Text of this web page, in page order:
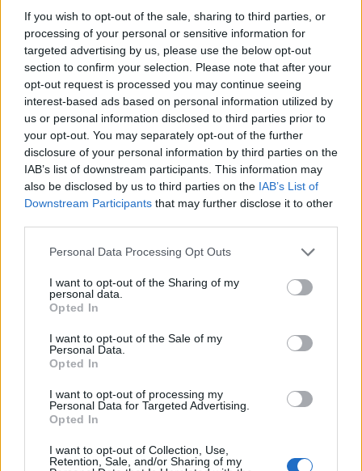
If you wish to opt-out of the sale, sharing to third parties, or
processing of your personal or sensitive information for
targeted advertising by us, please use the below opt-out
section to confirm your selection. Please note that after your
opt-out request is processed you may continue seeing
interest-based ads based on personal information utilized by
us or personal information disclosed to third parties prior to
your opt-out. You may separately opt-out of the further
disclosure of your personal information by third parties on the
IAB’s list of downstream participants. This information may
also be disclosed by us to third parties on the IAB’s List of
Downstream Participants that may further disclose it to other
Please note that this website/app uses one or more Google
not limited to your visit or usage behaviour. You may click to
grant or deny consent to Google and its third-party tags to
use your data for below specified purposes in below Google
consent section.
Personal Data Processing Opt Outs
I want to opt-out of the Sharing of my
personal data.
Opted In
I want to opt-out of the Sale of my
Personal Data.
Opted In
I want to opt-out of processing my
Personal Data for Targeted Advertising.
Opted In
I want to opt-out of Collection, Use,
Retention, Sale, and/or Sharing of my
κυρώσεις στο ιρανικό πετρέλαιο και αρθεί ο
ναυτικός αποκλεισμός».
Τέλος, το δημοσίευμα του ιρανικού πρακτορείου
ειδήσεων προσθέτει ότι η τελική συμφωνία θα
εγκριθεί μέσω ψηφίσματος του Συμβουλίου
Ασφαλείας του ΟΗΕ.
ΔΙΑΦΗΜΙΣΗ